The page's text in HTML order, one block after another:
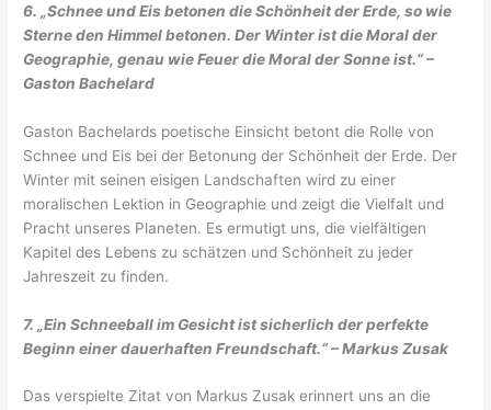
6. „Schnee und Eis betonen die Schönheit der Erde, so wie
Sterne den Himmel betonen. Der Winter ist die Moral der
Geographie, genau wie Feuer die Moral der Sonne ist.“ –
Gaston Bachelard
Gaston Bachelards poetische Einsicht betont die Rolle von
Schnee und Eis bei der Betonung der Schönheit der Erde. Der
Winter mit seinen eisigen Landschaften wird zu einer
moralischen Lektion in Geographie und zeigt die Vielfalt und
Pracht unseres Planeten. Es ermutigt uns, die vielfältigen
Kapitel des Lebens zu schätzen und Schönheit zu jeder
Jahreszeit zu finden.
7. „Ein Schneeball im Gesicht ist sicherlich der perfekte
Beginn einer dauerhaften Freundschaft.“ – Markus Zusak
Das verspielte Zitat von Markus Zusak erinnert uns an die